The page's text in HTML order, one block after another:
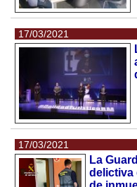
17/03/2021
17/03/2021
La
delictiva